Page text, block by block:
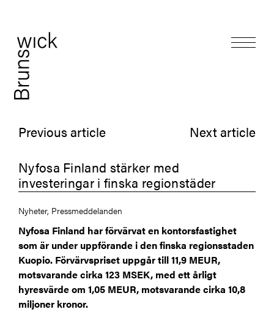
Previous article
Next article
Nyfosa Finland stärker med
investeringar i finska regionstäder
Nyheter, Pressmeddelanden
Nyfosa Finland har förvärvat en kontorsfastighet
som är under uppförande i den finska regionsstaden
Kuopio. Förvärvspriset uppgår till 11,9 MEUR,
motsvarande cirka 123 MSEK, med ett årligt
hyresvärde om 1,05 MEUR, motsvarande cirka 10,8
miljoner kronor.